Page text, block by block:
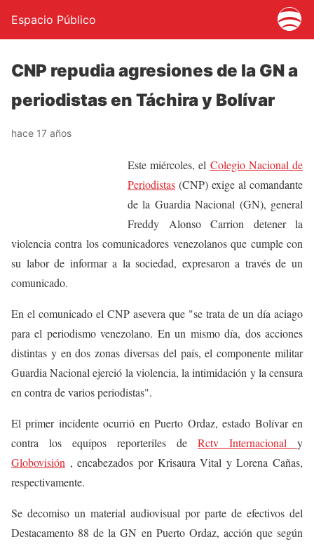
Espacio Público
CNP repudia agresiones de la GN a
periodistas en Táchira y Bolívar
hace 17 años
Este miércoles, el Colegio Nacional de
Periodistas (CNP) exige al comandante
de la Guardia Nacional (GN), general
Freddy Alonso Carrion detener la
violencia contra los comunicadores venezolanos que cumple con
su labor de informar a la sociedad, expresaron a través de un
comunicado.
En el comunicado el CNP asevera que "se trata de un día aciago
para el periodismo venezolano. En un mismo día, dos acciones
distintas y en dos zonas diversas del país, el componente militar
Guardia Nacional ejerció la violencia, la intimidación y la censura
en contra de varios periodistas".
El primer incidente ocurrió en Puerto Ordaz, estado Bolívar en
contra los equipos reporteriles de Rctv Internacional y
Globovisión , encabezados por Krisaura Vital y Lorena Cañas,
respectivamente.
Se decomiso un material audiovisual por parte de efectivos del
Destacamento 88 de la GN en Puerto Ordaz, acción que según